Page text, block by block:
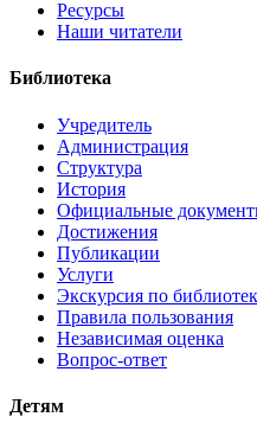
Ресурсы
Наши читатели
Библиотека
Учредитель
Администрация
Структура
История
Официальные
Достижения
Публикации
Услуги
Экскурсия по
Правила пользования
Независимая оценка
Вопрос-ответ
Детям